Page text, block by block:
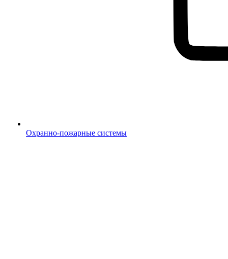
Охранно-пожарные системы